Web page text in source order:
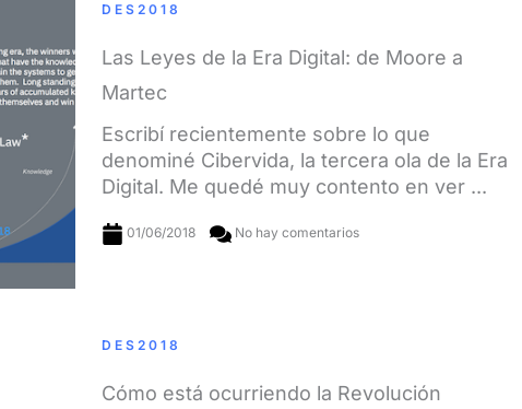
DES2018
Las Leyes de la Era Digital: de Moore a
Martec
Escribí recientemente sobre lo que
denominé Cibervida, la tercera ola de la Era
Digital. Me quedé muy contento en ver ...
01/06/2018 No hay comentarios
DES2018
Cómo está ocurriendo la Revolución